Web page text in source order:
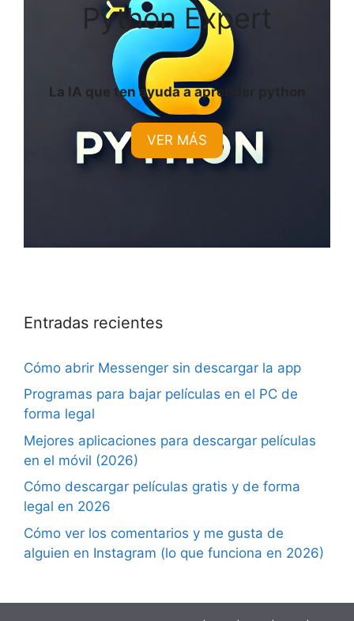
Python Expert
La IA que ten ayuda a aprender python
VER MÁS
Entradas recientes
Cómo abrir Messenger sin descargar la app
Programas para bajar películas en el PC de
forma legal
Mejores aplicaciones para descargar películas
en el móvil (2026)
Cómo descargar películas gratis y de forma
legal en 2026
Cómo ver los comentarios y me gusta de
alguien en Instagram (lo que funciona en 2026)